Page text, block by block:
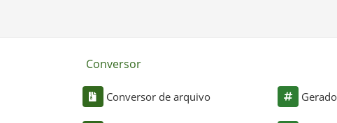
Conversor
Conversor de arquivo